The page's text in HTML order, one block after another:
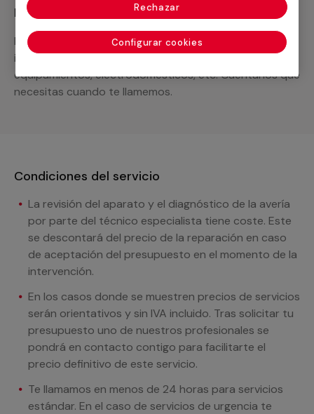
Recuerda que en MULTIMAP
Podemos ofrecer cualquier servicio a medida
incluyendo todo lo que necesites: materiales,
equipamientos, electrodomésticos, etc. Cuéntanos que
necesitas cuando te llamemos.
Condiciones del servicio
La revisión del aparato y el diagnóstico de la avería
por parte del técnico especialista tiene coste. Este
se descontará del precio de la reparación en caso
de aceptación del presupuesto en el momento de la
intervención.
En los casos donde se muestren precios de servicios
serán orientativos y sin IVA incluido. Tras solicitar tu
presupuesto uno de nuestros profesionales se
pondrá en contacto contigo para facilitarte el
precio definitivo de este servicio.
Te llamamos en menos de 24 horas para servicios
estándar. En el caso de servicios de urgencia te
Configurar cookies
Rechazar